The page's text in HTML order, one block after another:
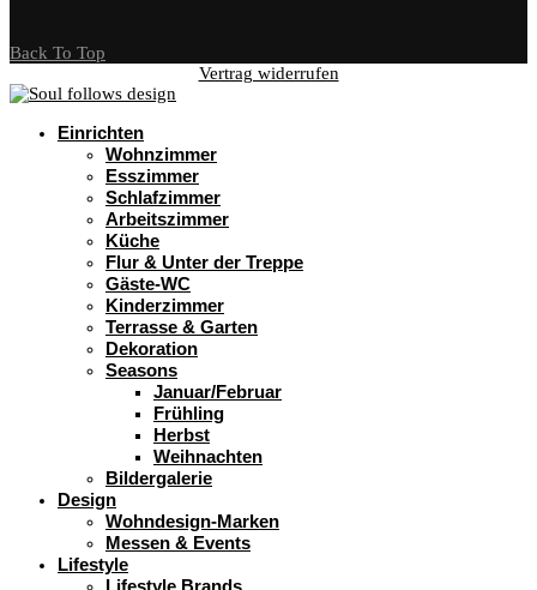
Back To Top
Vertrag widerrufen
Einrichten
Wohnzimmer
Esszimmer
Schlafzimmer
Arbeitszimmer
Küche
Flur & Unter der Treppe
Gäste-WC
Kinderzimmer
Terrasse & Garten
Dekoration
Seasons
Januar/Februar
Frühling
Herbst
Weihnachten
Bildergalerie
Design
Wohndesign-Marken
Messen & Events
Lifestyle
Lifestyle Brands